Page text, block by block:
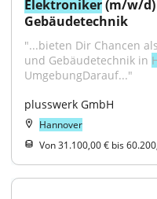
Elektroniker (m/w/d)
Gebäudetechnik
"...bieten Dir Chancen als
und Gebäudetechnik in
UmgebungDarauf..."
plusswerk GmbH
Hannover
Von 31.100,00 € bis